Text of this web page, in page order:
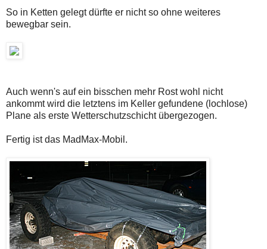
So in Ketten gelegt dürfte er nicht so ohne weiteres
bewegbar sein.
Auch wenn's auf ein bisschen mehr Rost wohl nicht
ankommt wird die letztens im Keller gefundene (lochlose)
Plane als erste Wetterschutzschicht übergezogen.
Fertig ist das MadMax-Mobil.